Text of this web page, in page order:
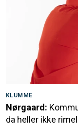
KLUMME
Nørgaard:
da heller ikke